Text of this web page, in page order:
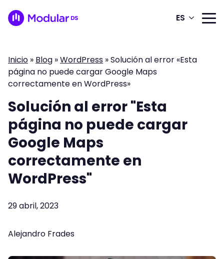
ES
Inicio » Blog »WordPress »Solución al error «Esta
página no puede cargar Google Maps
correctamente en WordPress»
Solución al error "Esta
página no puede cargar
Google Maps
correctamente en
WordPress"
29 abril, 2023
Alejandro Frades